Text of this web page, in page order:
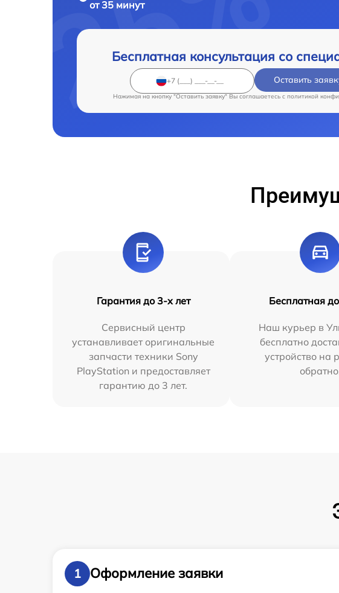
от 35 минут
Бесплатная консультация со
Оставить
Нажимая на кнопку "Оставить заявку" Вы соглашаетесь c политикой
Гарантия до 3-х лет
Сервисный центр
устанавливает оригинальные
запчасти техники Sony
PlayStation и предоставляет
гарантию до 3 лет.
Бесплатная
Наш курьер в
бесплатно
устройство на
1
Оформление заявки